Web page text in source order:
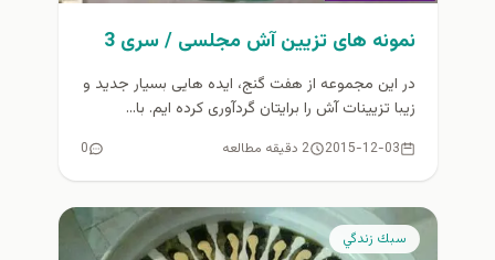
نمونه های تزیین آش مجلسی / سری 3
در این مجموعه از هفت گنج، ایده هایی بسیار جدید و
زیبا تزیینات آش را برایتان گردآوری کرده ایم. با...
2015-12-03 2 دقیقه مطالعه 0
سبك زندگي